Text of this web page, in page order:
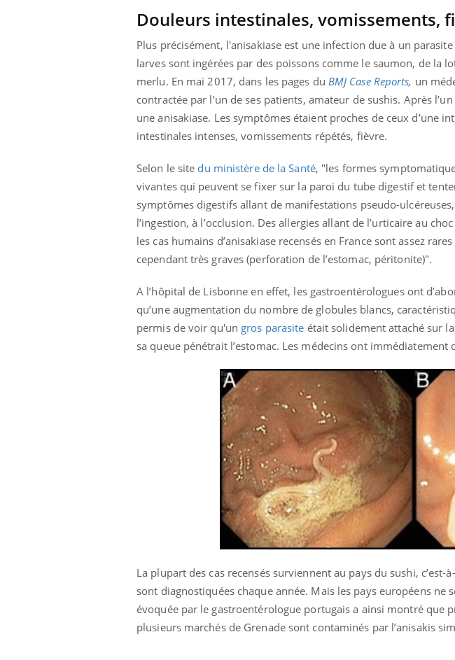
Douleurs intestinales, vomissements,
Plus précisément, l'anisakiase est une infection due à un
larves sont ingérées par des poissons comme le saumon, de la
merlu. En mai 2017, dans les pages du BMJ Case Reports, un
contractée par l’un de ses patients, amateur de sushis. Après
une anisakiase. Les symptômes étaient proches de ceux d’une
intestinales intenses, vomissements répétés, fièvre.
Selon le site du ministère de la Santé, "les formes
vivantes qui peuvent se fixer sur la paroi du tube digestif et
symptômes digestifs allant de manifestations pseudo-
l’ingestion, à l’occlusion. Des allergies allant de l’urticaire au
les cas humains d’anisakiase recensés en France sont assez
cependant très graves (perforation de l’estomac, péritonite)".
A l’hôpital de Lisbonne en effet, les gastroentérologues ont
qu’une augmentation du nombre de globules blancs,
permis de voir qu'un gros parasite était solidement attaché sur
sa queue pénétrait l’estomac. Les médecins ont immédiatement
La plupart des cas recensés surviennent au pays du sushi,
sont diagnostiquées chaque année. Mais les pays européens ne
évoquée par le gastroentérologue portugais a ainsi montré que
plusieurs marchés de Grenade sont contaminés par l’anisakis